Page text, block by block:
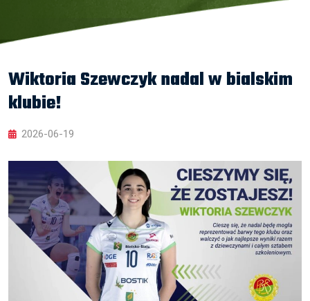
Wiktoria Szewczyk nadal w bialskim
klubie!
2026-06-19